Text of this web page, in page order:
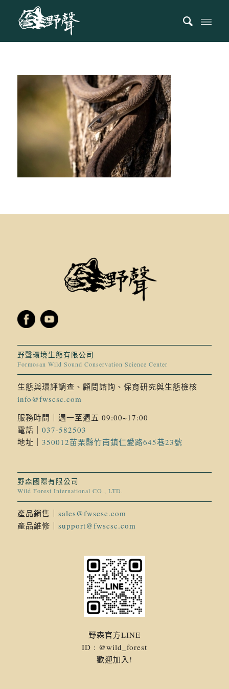
野聲環境生態有限公司
Formosan Wild Sound Conservation Science Center
生態與環評調查、顧問諮詢、保育研究與生態檢核
info@fwscsc.com
服務時間｜週一至週五 09:00~17:00
電話｜ 037-582503
地址｜ 350012苗栗縣竹南鎮仁愛路645巷23號
野森國際有限公司
Wild Forest International CO., LTD.
產品銷售｜ sales@fwscsc.com
產品維修｜ support@fwscsc.com
野森官方LINE
ID : @wild_forest
歡迎加入!